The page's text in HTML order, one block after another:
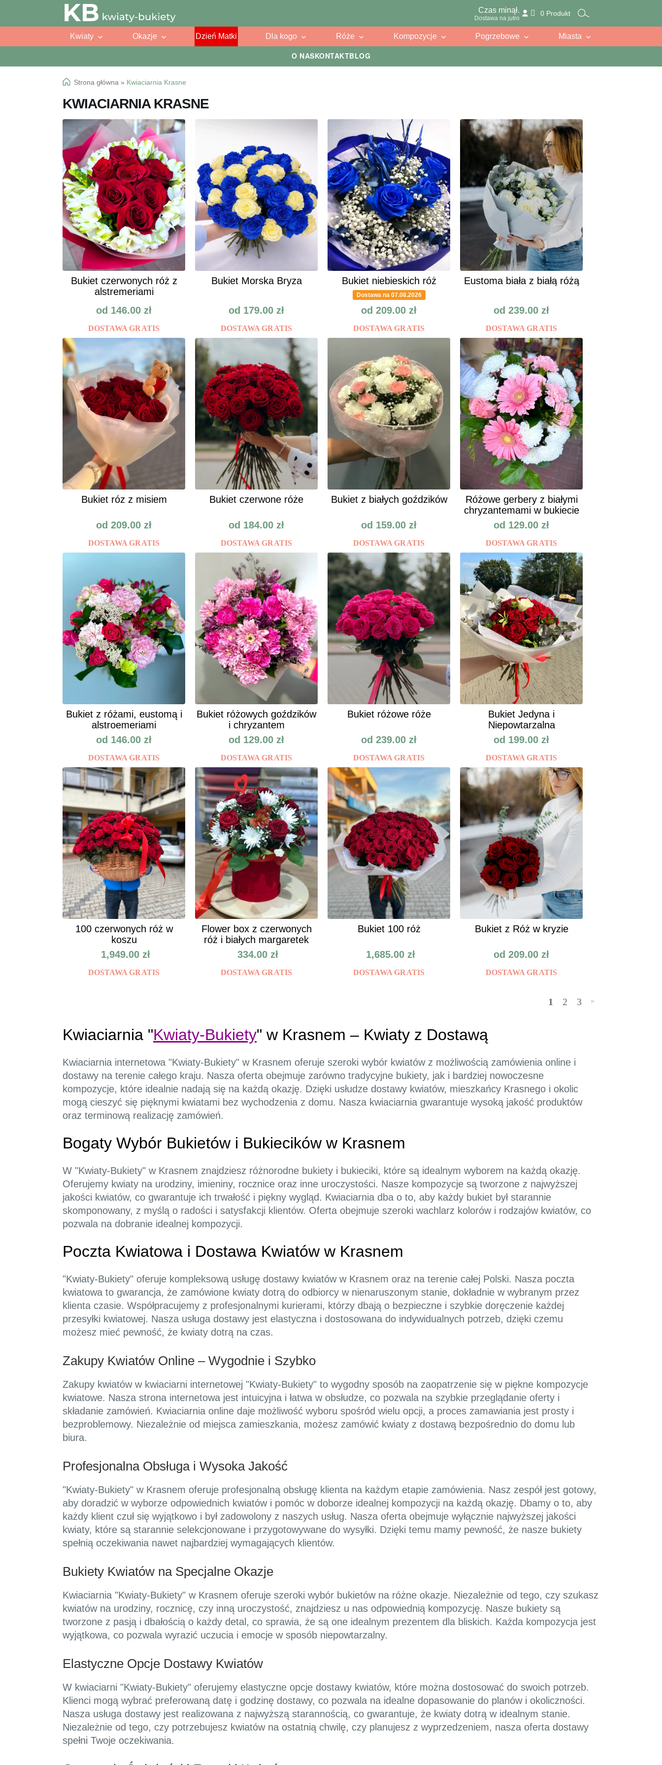
O NASKONTAKTBLOG
Przejdź
do
Przejdź
do
Czas minął.
Dostawa na jutro
0 Produkt
Kwiaty Okazje Dzień Matki Dla kogo Róże Kompozycje Pogrzebowe Miasta
Strona główna » Kwiaciarnia Krasne
KWIACIARNIA KRASNE
Bukiet czerwonych róż z
alstremeriami
od 146.00 zł
DOSTAWA GRATIS
Bukiet Morska Bryza
od 179.00 zł
DOSTAWA GRATIS
Bukiet niebieskich róż
Dostawa na 07.08.2026
od 209.00 zł
DOSTAWA GRATIS
Eustoma biała z białą różą
od 239.00 zł
DOSTAWA GRATIS
Bukiet róz z misiem
od 209.00 zł
DOSTAWA GRATIS
Bukiet czerwone róże
od 184.00 zł
DOSTAWA GRATIS
Bukiet z białych goździków
od 159.00 zł
DOSTAWA GRATIS
Różowe gerbery z białymi
chryzantemami w bukiecie
od 129.00 zł
DOSTAWA GRATIS
Bukiet z różami, eustomą i
alstroemeriami
od 146.00 zł
DOSTAWA GRATIS
Bukiet różowych goździków
i chryzantem
od 129.00 zł
DOSTAWA GRATIS
Bukiet różowe róże
od 239.00 zł
DOSTAWA GRATIS
Bukiet Jedyna i
Niepowtarzalna
od 199.00 zł
DOSTAWA GRATIS
100 czerwonych róż w
koszu
1,949.00 zł
DOSTAWA GRATIS
Flower box z czerwonych
róż i białych margaretek
334.00 zł
DOSTAWA GRATIS
Bukiet 100 róż
1,685.00 zł
DOSTAWA GRATIS
Bukiet z Róż w kryzie
od 209.00 zł
DOSTAWA GRATIS
1 2 3 »
Kwiaciarnia "Kwiaty-Bukiety" w Krasnem – Kwiaty z Dostawą
Kwiaciarnia internetowa "Kwiaty-Bukiety" w Krasnem oferuje szeroki wybór kwiatów z możliwością zamówienia online i
dostawy na terenie całego kraju. Nasza oferta obejmuje zarówno tradycyjne bukiety, jak i bardziej nowoczesne
kompozycje, które idealnie nadają się na każdą okazję. Dzięki usłudze dostawy kwiatów, mieszkańcy Krasnego i okolic
mogą cieszyć się pięknymi kwiatami bez wychodzenia z domu. Nasza kwiaciarnia gwarantuje wysoką jakość produktów
oraz terminową realizację zamówień.
Bogaty Wybór Bukietów i Bukiecików w Krasnem
W "Kwiaty-Bukiety" w Krasnem znajdziesz różnorodne bukiety i bukieciki, które są idealnym wyborem na każdą okazję.
Oferujemy kwiaty na urodziny, imieniny, rocznice oraz inne uroczystości. Nasze kompozycje są tworzone z najwyższej
jakości kwiatów, co gwarantuje ich trwałość i piękny wygląd. Kwiaciarnia dba o to, aby każdy bukiet był starannie
skomponowany, z myślą o radości i satysfakcji klientów. Oferta obejmuje szeroki wachlarz kolorów i rodzajów kwiatów, co
pozwala na dobranie idealnej kompozycji.
Poczta Kwiatowa i Dostawa Kwiatów w Krasnem
"Kwiaty-Bukiety" oferuje kompleksową usługę dostawy kwiatów w Krasnem oraz na terenie całej Polski. Nasza poczta
kwiatowa to gwarancja, że zamówione kwiaty dotrą do odbiorcy w nienaruszonym stanie, dokładnie w wybranym przez
klienta czasie. Współpracujemy z profesjonalnymi kurierami, którzy dbają o bezpieczne i szybkie doręczenie każdej
przesyłki kwiatowej. Nasza usługa dostawy jest elastyczna i dostosowana do indywidualnych potrzeb, dzięki czemu
możesz mieć pewność, że kwiaty dotrą na czas.
Zakupy Kwiatów Online – Wygodnie i Szybko
Zakupy kwiatów w kwiaciarni internetowej "Kwiaty-Bukiety" to wygodny sposób na zaopatrzenie się w piękne kompozycje
kwiatowe. Nasza strona internetowa jest intuicyjna i łatwa w obsłudze, co pozwala na szybkie przeglądanie oferty i
składanie zamówień. Kwiaciarnia online daje możliwość wyboru spośród wielu opcji, a proces zamawiania jest prosty i
bezproblemowy. Niezależnie od miejsca zamieszkania, możesz zamówić kwiaty z dostawą bezpośrednio do domu lub
biura.
Profesjonalna Obsługa i Wysoka Jakość
"Kwiaty-Bukiety" w Krasnem oferuje profesjonalną obsługę klienta na każdym etapie zamówienia. Nasz zespół jest gotowy,
aby doradzić w wyborze odpowiednich kwiatów i pomóc w doborze idealnej kompozycji na każdą okazję. Dbamy o to, aby
każdy klient czuł się wyjątkowo i był zadowolony z naszych usług. Nasza oferta obejmuje wyłącznie najwyższej jakości
kwiaty, które są starannie selekcjonowane i przygotowywane do wysyłki. Dzięki temu mamy pewność, że nasze bukiety
spełnią oczekiwania nawet najbardziej wymagających klientów.
Bukiety Kwiatów na Specjalne Okazje
Kwiaciarnia "Kwiaty-Bukiety" w Krasnem oferuje szeroki wybór bukietów na różne okazje. Niezależnie od tego, czy szukasz
kwiatów na urodziny, rocznicę, czy inną uroczystość, znajdziesz u nas odpowiednią kompozycję. Nasze bukiety są
tworzone z pasją i dbałością o każdy detal, co sprawia, że są one idealnym prezentem dla bliskich. Każda kompozycja jest
wyjątkowa, co pozwala wyrazić uczucia i emocje w sposób niepowtarzalny.
Elastyczne Opcje Dostawy Kwiatów
W kwiaciarni "Kwiaty-Bukiety" oferujemy elastyczne opcje dostawy kwiatów, które można dostosować do swoich potrzeb.
Klienci mogą wybrać preferowaną datę i godzinę dostawy, co pozwala na idealne dopasowanie do planów i okoliczności.
Nasza usługa dostawy jest realizowana z najwyższą starannością, co gwarantuje, że kwiaty dotrą w idealnym stanie.
Niezależnie od tego, czy potrzebujesz kwiatów na ostatnią chwilę, czy planujesz z wyprzedzeniem, nasza oferta dostawy
spełni Twoje oczekiwania.